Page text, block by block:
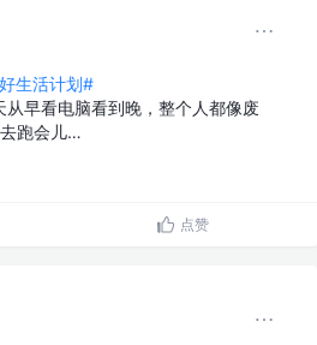
生活计划#
早看电脑看到晚，整个人都像废
跑会儿…
点赞